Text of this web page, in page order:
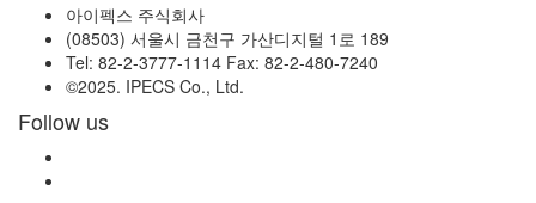
아이펙스 주식회사
(08503) 서울시 금천구 가산디지털 1로 189
Tel: 82-2-3777-1114 Fax: 82-2-480-7240
©2025. IPECS Co., Ltd.
Follow us